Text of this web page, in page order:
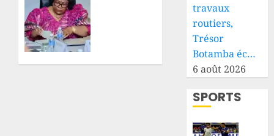
travaux
routiers,
Trésor
Botamba éc…
6 août 2026
SPORTS